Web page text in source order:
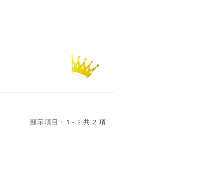
顯示項目：1 - 2 共 2 項